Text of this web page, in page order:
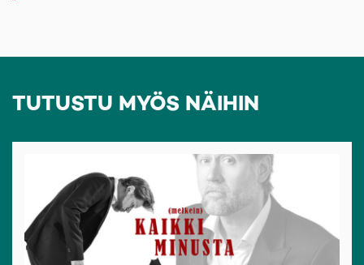
TUTUSTU MYÖS NÄIHIN